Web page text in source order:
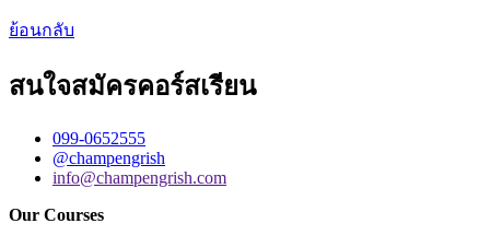
ย้อนกลับ
สนใจสมัครคอร์สเรียน
099-0652555
@champengrish
info@champengrish.com
Our Courses